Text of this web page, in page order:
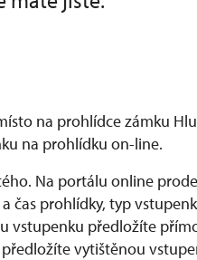
na prohlídce zámku
na prohlídku on-line.
Na portálu online
čas prohlídky, typ
vstupenku předložíte
vytištěnou